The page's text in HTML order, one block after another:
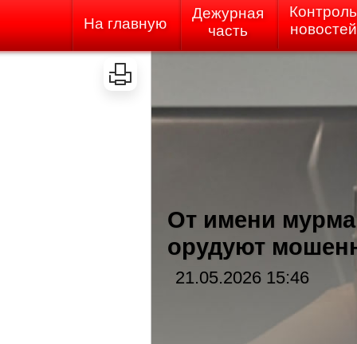
На главную
Дежурная
часть
Контроль
новостей
От имени
орудуют
21.05.2026 15:46